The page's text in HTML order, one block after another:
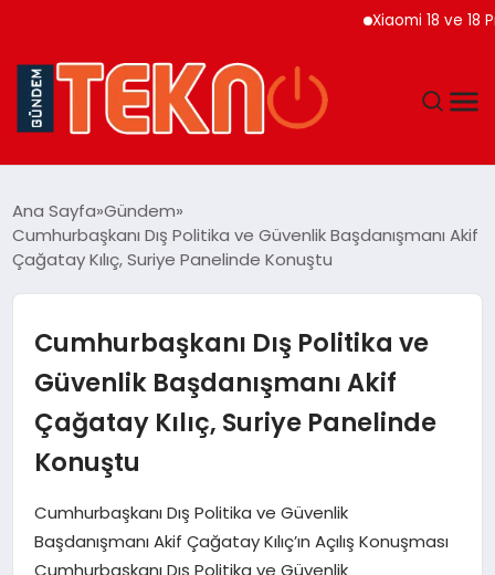
Xiaomi 18 ve 18 Pro
GÜNDEM
EKONOMI
SAĞLIK
Ana Sayfa Gündem
Cumhurbaşkanı Dış Politika ve Güvenlik Başdanışmanı Akif
Çağatay Kılıç, Suriye Panelinde Konuştu
Cumhurbaşkanı Dış Politika ve
Güvenlik Başdanışmanı Akif
Çağatay Kılıç, Suriye Panelinde
Konuştu
Cumhurbaşkanı Dış Politika ve Güvenlik
Başdanışmanı Akif Çağatay Kılıç’ın Açılış Konuşması
Cumhurbaşkanı Dış Politika ve Güvenlik